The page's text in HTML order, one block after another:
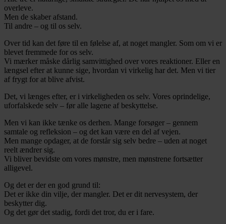
overleve.
Men de skaber afstand.
Til andre – og til os selv.
Over tid kan det føre til en følelse af, at noget mangler. Som om vi er
blevet fremmede for os selv.
Vi mærker måske dårlig samvittighed over vores reaktioner. Eller en
længsel efter at kunne sige, hvordan vi virkelig har det. Men vi tier
af frygt for at blive afvist.
Det, vi længes efter, er i virkeligheden os selv. Vores oprindelige,
uforfalskede selv – før alle lagene af beskyttelse.
Men vi kan ikke tænke os derhen. Mange forsøger – gennem
samtale og refleksion – og det kan være en del af vejen.
Men mange opdager, at de forstår sig selv bedre – uden at noget
reelt ændrer sig.
Vi bliver bevidste om vores mønstre, men mønstrene fortsætter
alligevel.
Og det er der en god grund til:
Det er ikke din vilje, der mangler. Det er dit nervesystem, der
beskytter dig.
Og det gør det stadig, fordi det tror, du er i fare.